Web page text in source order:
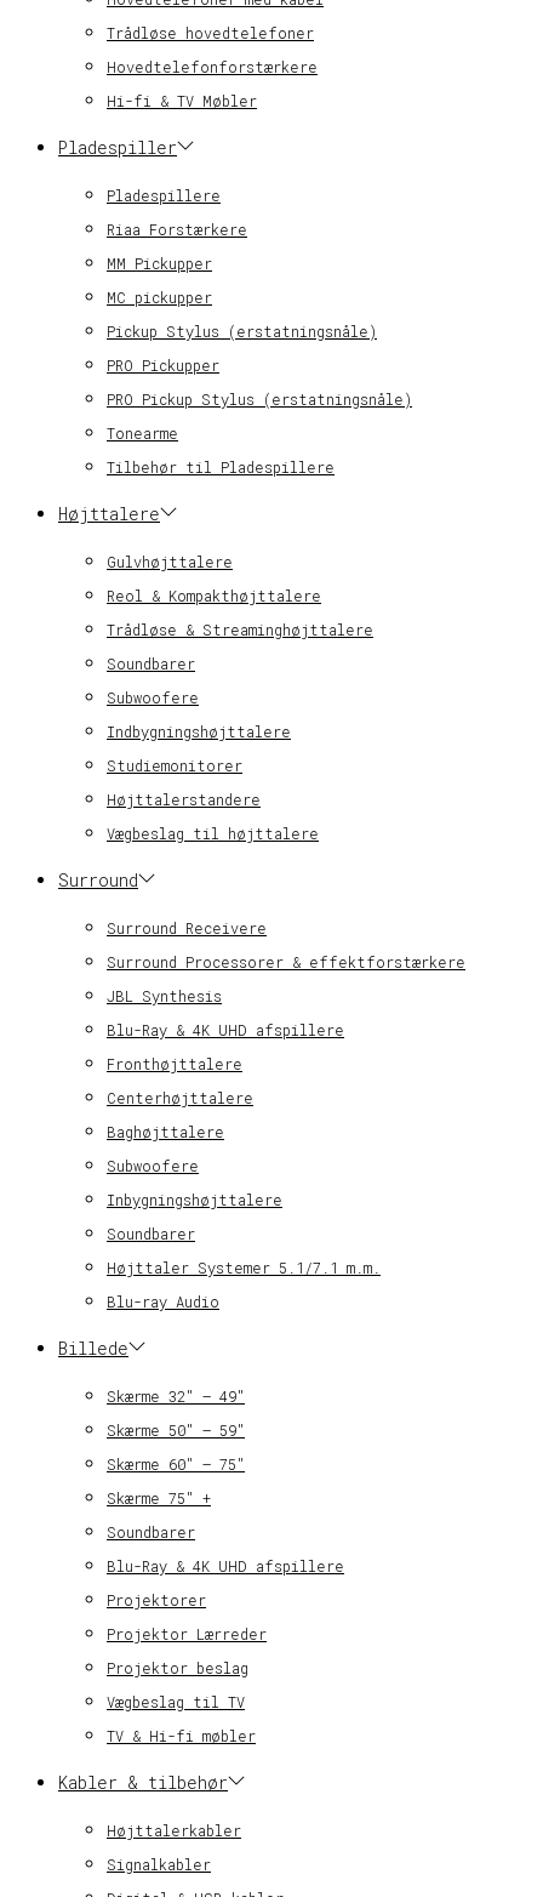
Trådløse hovedtelefoner
Hovedtelefonforstærkere
Hi-fi & TV Møbler
Pladespiller
Pladespillere
Riaa Forstærkere
MM Pickupper
MC pickupper
Pickup Stylus (erstatningsnåle)
PRO Pickupper
PRO Pickup Stylus (erstatningsnåle)
Tonearme
Tilbehør til Pladespillere
Højttalere
Gulvhøjttalere
Reol & Kompakthøjttalere
Trådløse & Streaminghøjttalere
Soundbarer
Subwoofere
Indbygningshøjttalere
Studiemonitorer
Højttalerstandere
Vægbeslag til højttalere
Surround
Surround Receivere
Surround Processorer & effektforstærkere
JBL Synthesis
Blu-Ray & 4K UHD afspillere
Fronthøjttalere
Centerhøjttalere
Baghøjttalere
Subwoofere
Inbygningshøjttalere
Soundbarer
Højttaler Systemer 5.1/7.1 m.m.
Blu-ray Audio
Billede
Skærme 32″ – 49″
Skærme 50″ – 59″
Skærme 60″ – 75″
Skærme 75″ +
Soundbarer
Blu-Ray & 4K UHD afspillere
Projektorer
Projektor Lærreder
Projektor beslag
Vægbeslag til TV
TV & Hi-fi møbler
Kabler & tilbehør
Højttalerkabler
Signalkabler